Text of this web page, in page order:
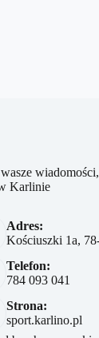
Karlinie
Adres:
Kościuszki 1a,
Telefon:
784 093 041
Strona:
sport.karlino.pl